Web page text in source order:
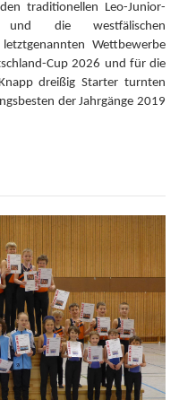
traditionellen Leo-Junior-
die westfälischen
Wettbewerbe
Cup 2026 und für die
dreißig Starter turnten
der Jahrgänge 2019